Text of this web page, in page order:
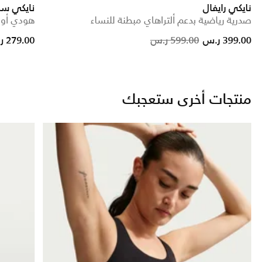
نايكي رايفال
صدرية رياضية بدعم ألتراهاي مبطنة للنساء
Price reduced from
599.00 ر.س
to 399.00 ر.س
نايكي
هودي
from
to279.00 ر.س
منتجات أخرى ستعجبك